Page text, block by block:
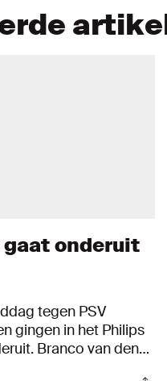
gaat onderuit
tegen PSV
gingen in het Philips
Branco van den